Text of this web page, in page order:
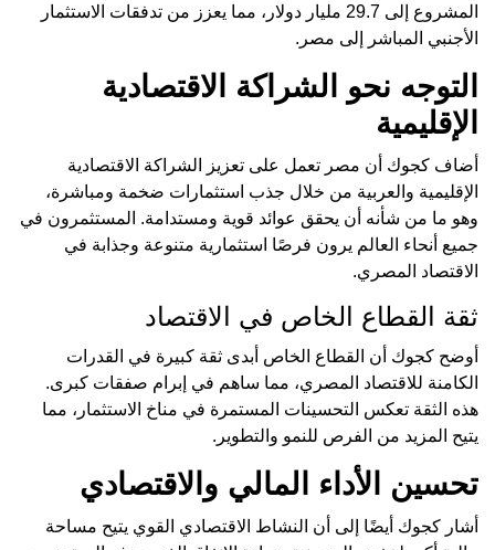
المشروع إلى 29.7 مليار دولار، مما يعزز من تدفقات الاستثمار
الأجنبي المباشر إلى مصر.
التوجه نحو الشراكة الاقتصادية
الإقليمية
أضاف كجوك أن مصر تعمل على تعزيز الشراكة الاقتصادية
الإقليمية والعربية من خلال جذب استثمارات ضخمة ومباشرة،
وهو ما من شأنه أن يحقق عوائد قوية ومستدامة. المستثمرون في
جميع أنحاء العالم يرون فرصًا استثمارية متنوعة وجذابة في
الاقتصاد المصري.
ثقة القطاع الخاص في الاقتصاد
أوضح كجوك أن القطاع الخاص أبدى ثقة كبيرة في القدرات
الكامنة للاقتصاد المصري، مما ساهم في إبرام صفقات كبرى.
هذه الثقة تعكس التحسينات المستمرة في مناخ الاستثمار، مما
يتيح المزيد من الفرص للنمو والتطوير.
تحسين الأداء المالي والاقتصادي
أشار كجوك أيضًا إلى أن النشاط الاقتصادي القوي يتيح مساحة